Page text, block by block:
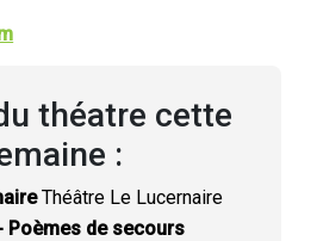
théatre cette
:
Théâtre Le Lucernaire
Poèmes de secours